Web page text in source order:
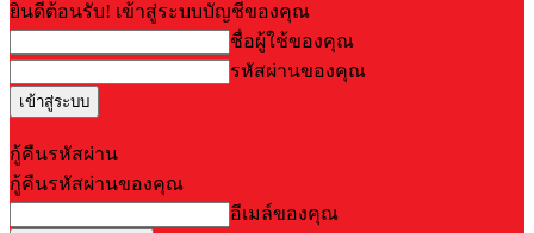
ยินดีต้อนรับ! เข้าสู่ระบบบัญชีของคุณ
ชื่อผู้ใช้ของคุณ
รหัสผ่านของคุณ
กู้คืนรหัสผ่าน
กู้คืนรหัสผ่านของคุณ
อีเมล์ของคุณ